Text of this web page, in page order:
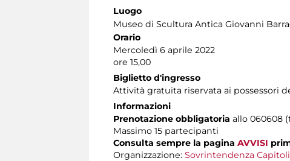
Luogo
Museo di Scultura Antica Giovanni
Orario
Mercoledì 6 aprile 2022
ore 15,00
Biglietto d'ingresso
Attività gratuita riservata ai possessori
Informazioni
Prenotazione obbligatoria allo 060608
Massimo 15 partecipanti
Consulta sempre la pagina AVVISI
Organizzazione: Sovrintendenza